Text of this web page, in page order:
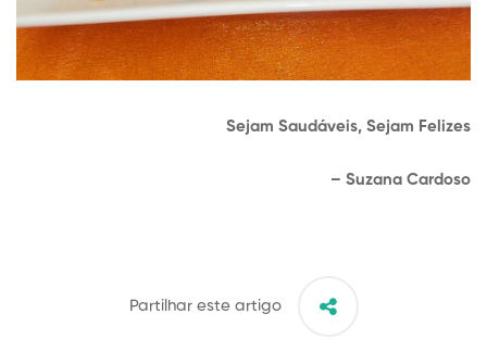
Sejam Saudáveis, Sejam Felizes
– Suzana Cardoso
Partilhar este artigo